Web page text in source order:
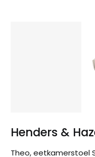
Henders &
Theo, eetkamerstoel